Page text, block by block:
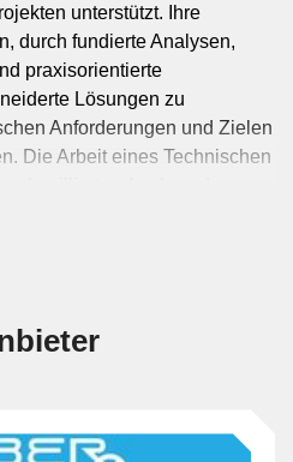
unterstützt. Ihre
durch fundierte Analysen,
praxisorientierte
Lösungen zu
Anforderungen und Zielen
Die Arbeit eines Technischen
und Prozesse des
Berater entwickeln
zusammen, einschliesslich